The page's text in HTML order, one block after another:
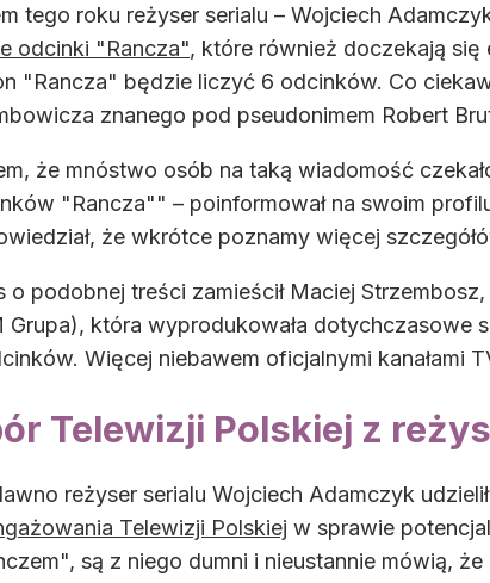
tego roku reżyser serialu – Wojciech
odcinki "Rancza", które również doczekają się
"Rancza" będzie liczyć 6 odcinków. Co
znanego pod pseudonimem Robert
że mnóstwo osób na taką wiadomość
"Rancza"" – poinformował na swoim
że wkrótce poznamy więcej
o podobnej treści zamieścił Maciej
Grupa), która wyprodukowała dotychczasowe
Więcej niebawem oficjalnymi kanałami
Telewizji Polskiej z
reżyser serialu Wojciech Adamczyk
Telewizji Polskiej w sprawie
są z niego dumni i nieustannie mówią,